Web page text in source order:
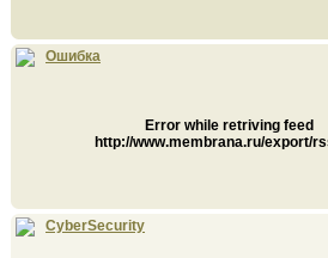
Ошибка
Error while retriving feed
http://www.membrana.ru/export/
CyberSecurity